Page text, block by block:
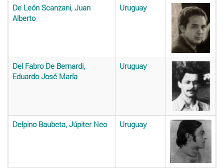
De León Scanzani, Juan
Alberto
Uruguay
Del Fabro De Bernardi,
Eduardo José María
Uruguay
Delpino Baubeta, Júpiter Neo Uruguay